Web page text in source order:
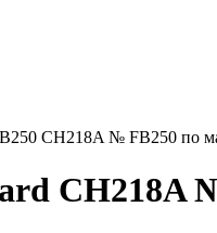
CH218A № FB250 по
CH218A